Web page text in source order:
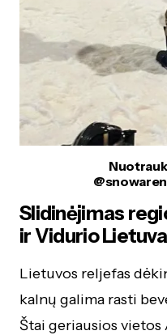
Slidinėjimas
ir Vidurio Lietuva
Lietuvos reljefas
kalnų galima rasti
Štai geriausios